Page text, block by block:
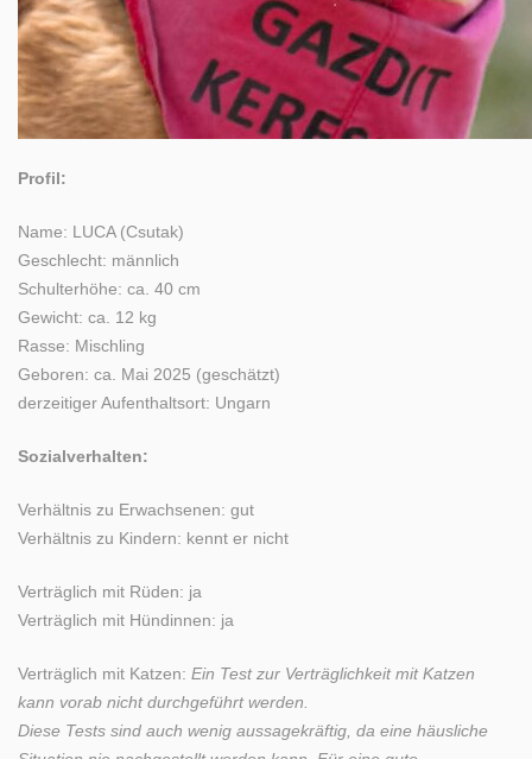
Profil:
Name: LUCA (Csutak)
Geschlecht: männlich
Schulterhöhe: ca. 40 cm
Gewicht: ca. 12 kg
Rasse: Mischling
Geboren: ca. Mai 2025 (geschätzt)
derzeitiger Aufenthaltsort: Ungarn
Sozialverhalten:
Verhältnis zu Erwachsenen: gut
Verhältnis zu Kindern: kennt er nicht
Verträglich mit Rüden: ja
Verträglich mit Hündinnen: ja
Verträglich mit Katzen: Ein Test zur Verträglichkeit mit Katzen
kann vorab nicht durchgeführt werden.
Diese Tests sind auch wenig aussagekräftig, da eine häusliche